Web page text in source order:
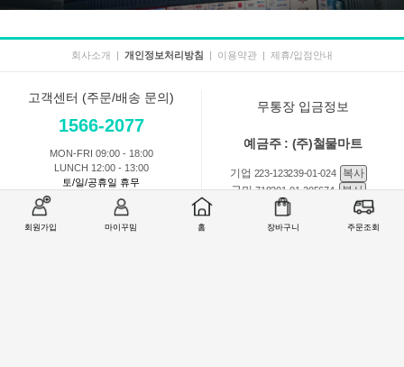
회원가입 마이꾸밈 홈 장바구니 주문조회
회사소개 | 개인정보처리방침 | 이용약관 | 제휴/입점안내
고객센터 (주문/배송 문의)
1566-2077
MON-FRI 09:00 - 18:00
LUNCH 12:00 - 13:00
토/일/공휴일 휴무
무통장 입금정보
예금주 : (주)철물마트
기업 223-123239-01-024
복사
국민718201-01-205674
복사
301-0168-3882-11 복사